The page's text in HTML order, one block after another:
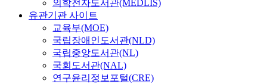
의학전자도서관(MEDLIS)
유관기관 사이트
교육부(MOE)
국립장애인도서관(NLD)
국립중앙도서관(NL)
국회도서관(NAL)
연구윤리정보포털(CRE)